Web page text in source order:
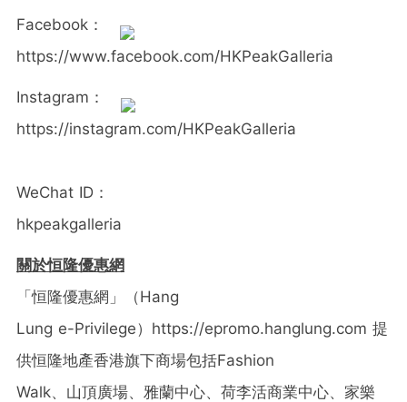
Facebook ：
https://www.facebook.com/HKPeakGalleria
Instagram ：
https://instagram.com/HKPeakGalleria
WeChat ID ：
hkpeakgalleria
關於恒隆優惠網
「恒隆優惠網」（Hang
Lung e-Privilege） https://epromo.hanglung.com 提
供恒隆地產香港旗下商場包括Fashion
Walk、山頂廣場、雅蘭中心、荷李活商業中心、家樂